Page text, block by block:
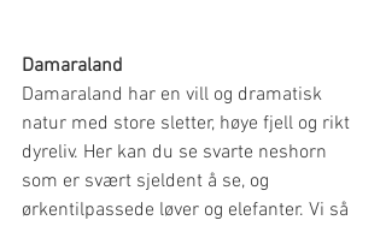
Damaraland
Damaraland har en vill og dramatisk
natur med store sletter, høye fjell og rikt
dyreliv. Her kan du se svarte neshorn
som er svært sjeldent å se, og
ørkentilpassede løver og elefanter. Vi så